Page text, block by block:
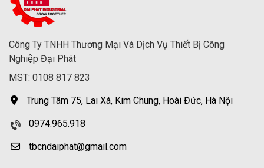
Công Ty TNHH Thương Mại Và Dịch Vụ Thiết Bị Công
Nghiệp Đại Phát
MST: 0108 817 823
Trung Tâm 75, Lai Xá, Kim Chung, Hoài Đức, Hà Nội
0974.965.918
tbcndaiphat@gmail.com